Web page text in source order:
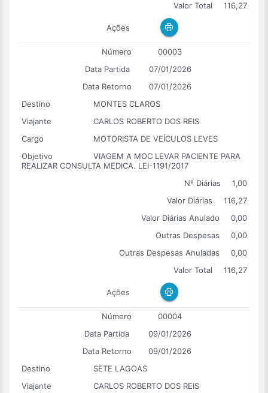
Valor Total
116,27
Ações
Número
00003
Data Partida
07/01/2026
Data Retorno
07/01/2026
Destino
MONTES CLAROS
Viajante
CARLOS ROBERTO DOS REIS
Cargo
MOTORISTA DE VEÍCULOS LEVES
Objetivo
VIAGEM A MOC LEVAR PACIENTE PARA
REALIZAR CONSULTA MEDICA. LEI-1191/2017
Nº Diárias
1,00
Valor Diárias
116,27
Valor Diárias Anulado
0,00
Outras Despesas
0,00
Outras Despesas Anuladas
0,00
Valor Total
116,27
Ações
Número
00004
Data Partida
09/01/2026
Data Retorno
09/01/2026
Destino
SETE LAGOAS
Viajante
CARLOS ROBERTO DOS REIS